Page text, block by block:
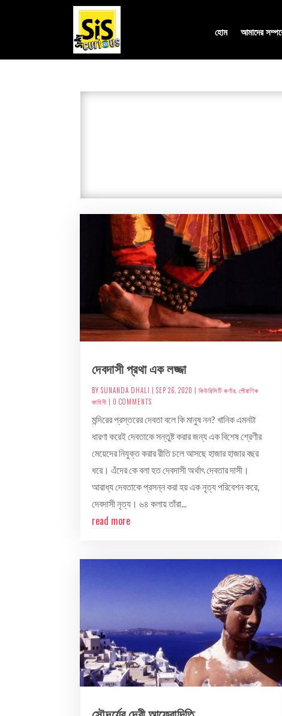
হোম আমাদের
দেবদাসী প্রথা এক লজ্জা
BYSUNANDA DHALI |SEP 26, 2020 |কিউরিসিটি কর্ণার,পৌরাণিক
কাহিনী | 0 COMMENTS
মন্দিরের প্রস্তরের দেবতা বলে কি মানুষ নন? খানিক এমনটা
ধারণা করেই দেবতাকে সন্তুষ্ট করার জন্য এক বিশেষ শ্রেণীর
মেয়েদের নিযুক্ত করার রীতি চলে আসছে হাজার হাজার বছর
ধরে। এঁদের কে বলা হত দেবদাসী অর্থাৎ দেবতার দাসী।
আরাধ্য দেবতাকে প্রসন্ন করা হয় এক নৃত্য পরিবেশন করে,
দেবদাসী নৃত্য। ৬৪ কলায় তাঁরা...
read more